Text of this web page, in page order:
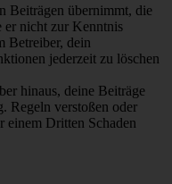
Beiträgen übernimmt, die
er nicht zur Kenntnis
Betreiber, dein
jederzeit zu löschen
hinaus, deine Beiträge
Regeln verstoßen oder
einem Dritten Schaden